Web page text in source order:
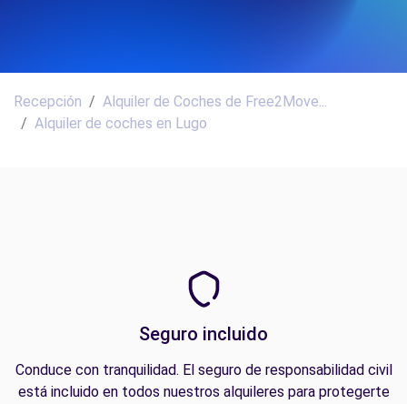
Recepción
Alquiler de Coches de Free2Move...
Alquiler de coches en Lugo
Seguro incluido
Conduce con tranquilidad. El seguro de responsabilidad civil
está incluido en todos nuestros alquileres para protegerte